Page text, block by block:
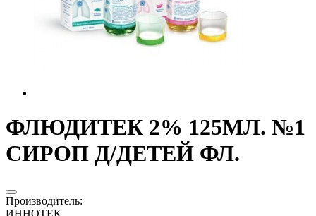
ФЛЮДИТЕК 2% 125МЛ. №1
СИРОП Д/ДЕТЕЙ ФЛ.
Производитель:
ИННОТЕК